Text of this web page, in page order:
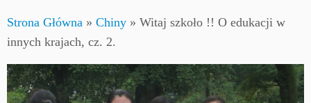
Strona Główna » Chiny » Witaj szkoło !! O edukacji w
innych krajach, cz. 2.